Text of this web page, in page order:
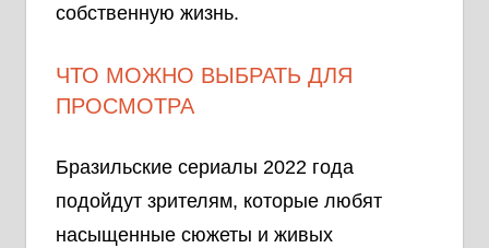
собственную жизнь.
ЧТО МОЖНО ВЫБРАТЬ ДЛЯ
ПРОСМОТРА
Бразильские сериалы 2022 года
подойдут зрителям, которые любят
насыщенные сюжеты и живых